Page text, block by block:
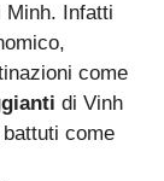
Minh. Infatti
come
di Vinh
come